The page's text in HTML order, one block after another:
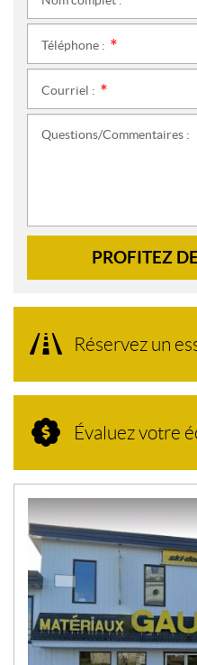
Téléphone :
Courriel :
Questions/Commentaires :
PROFITEZ
Réservez un
Évaluez votre
N
O
U
V
E
L
L
E